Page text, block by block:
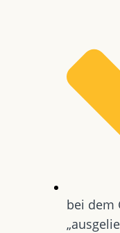
bei dem